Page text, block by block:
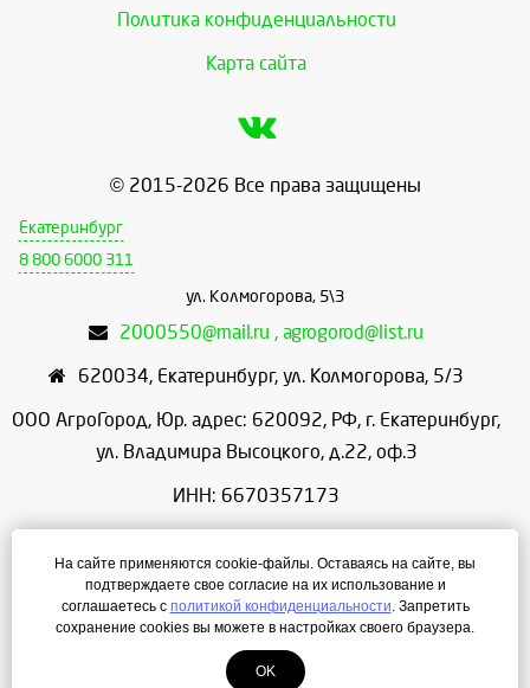
Политика конфиденциальности
Карта сайта
© 2015-2026 Все права защищены
Екатеринбург
8 800 6000 311
ул. Колмогорова, 5\3
2000550@mail.ru , agrogorod@list.ru
620034, Екатеринбург, ул. Колмогорова, 5/3
ООО АгроГород, Юр. адрес: 620092, РФ, г. Екатеринбург,
ул. Владимира Высоцкого, д.22, оф.3
ИНН: 6670357173
ОГРН: 1156658086166
Режим работы: с 9:00 до 18:00
Создание сайта — ЛегионА
На сайте применяются cookie-файлы. Оставаясь на сайте, вы
подтверждаете свое согласие на их использование и
соглашаетесь с политикой конфиденциальности. Запретить
сохранение cookies вы можете в настройках своего браузера.
OK